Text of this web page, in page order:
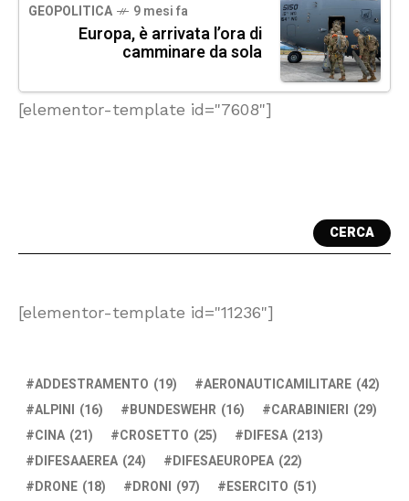
GEOPOLITICA 9 mesi fa
Europa, è arrivata l’ora di
camminare da sola
[elementor-template id="7608"]
CERCA
[elementor-template id="11236"]
ADDESTRAMENTO (19) AERONAUTICAMILITARE (42)
ALPINI (16) BUNDESWEHR (16) CARABINIERI (29)
CINA (21) CROSETTO (25) DIFESA (213)
DIFESAAEREA (24) DIFESAEUROPEA (22)
DRONE (18) DRONI (97) ESERCITO (51)